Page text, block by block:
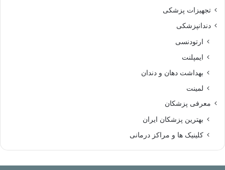
تجهیزات پزشکی
دندانپزشکی
ارتودنسی
ایمپلنت
بهداشت دهان و دندان
لمینت
معرفی پزشکان
بهترین پزشکان ایران
کلینیک ها و مراکز درمانی